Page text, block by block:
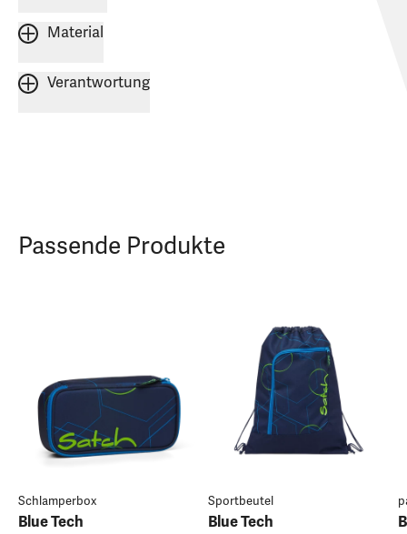
Material
Verantwortung
Passende Produkte
Schlamperbox
Blue Tech
Sportbeutel
Blue Tech